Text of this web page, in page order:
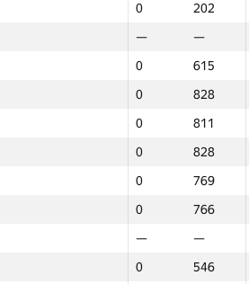
0
202
—
—
0
615
0
828
0
811
0
828
0
769
0
766
—
—
0
546
0
202
—
—
0
615
0
828
0
811
0
828
0
769
0
766
—
—
0
546